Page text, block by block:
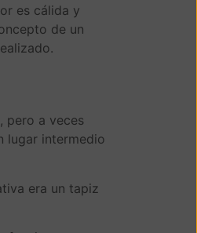
es cálida y
de un
pero a veces
lugar intermedio
era un tapiz